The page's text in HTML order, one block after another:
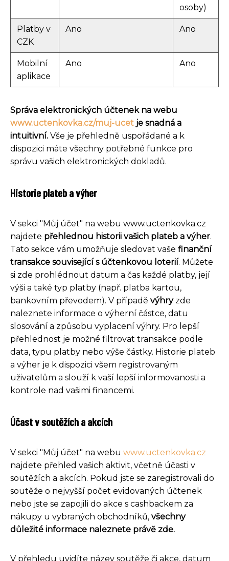
osoby)
Platby v
CZK
Ano Ano
Mobilní
aplikace
Ano Ano
Správa elektronických účtenek na webu
www.uctenkovka.cz/muj-ucet je snadná a
intuitivní. Vše je přehledně uspořádané a k
dispozici máte všechny potřebné funkce pro
správu vašich elektronických dokladů.
Historie plateb a výher
V sekci "Můj účet" na webu www.uctenkovka.cz
najdete přehlednou historii vašich plateb a výher.
Tato sekce vám umožňuje sledovat vaše finanční
transakce související s účtenkovou loterií. Můžete
si zde prohlédnout datum a čas každé platby, její
výši a také typ platby (např. platba kartou,
bankovním převodem). V případě výhryzde
naleznete informace o výherní částce, datu
slosování a způsobu vyplacení výhry. Pro lepší
přehlednost je možné filtrovat transakce podle
data, typu platby nebo výše částky. Historie plateb
a výher je k dispozici všem registrovaným
uživatelům a slouží k vaší lepší informovanosti a
kontrole nad vašimi financemi.
Účast v soutěžích a akcích
V sekci "Můj účet" na webu www.uctenkovka.cz
najdete přehled vašich aktivit, včetně účasti v
soutěžích a akcích. Pokud jste se zaregistrovali do
soutěže o nejvyšší počet evidovaných účtenek
nebo jste se zapojili do akce s cashbackem za
nákupy u vybraných obchodníků, všechny
důležité informace naleznete právě zde.
V přehledu uvidíte název soutěže či akce, datum